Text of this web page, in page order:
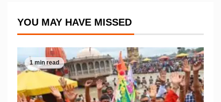
YOU MAY HAVE MISSED
1 min read